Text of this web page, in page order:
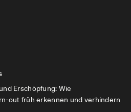
Erschöpfung: Wie
out früh erkennen und verhindern